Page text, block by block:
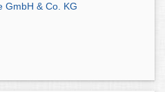
GmbH & Co. KG